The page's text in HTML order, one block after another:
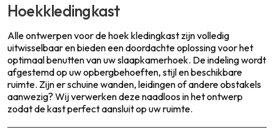
Hoekkledingkast
Alle ontwerpen voor de hoek kledingkast zijn volledig
uitwisselbaar en bieden een doordachte oplossing voor het
optimaal benutten van uw slaapkamerhoek. De indeling wordt
afgestemd op uw opbergbehoeften, stijl en beschikbare
ruimte. Zijn er schuine wanden, leidingen of andere obstakels
aanwezig? Wij verwerken deze naadloos in het ontwerp
zodat de kast perfect aansluit op uw ruimte.